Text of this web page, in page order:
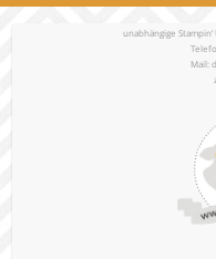
unabhängige Stampin‘
Mail: